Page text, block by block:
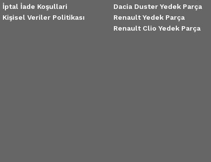
İptal İade Koşullari
Kişisel Veriler Politikası
Dacia Duster Yedek Parça
Renault Yedek Parça
Renault Clio Yedek Parça